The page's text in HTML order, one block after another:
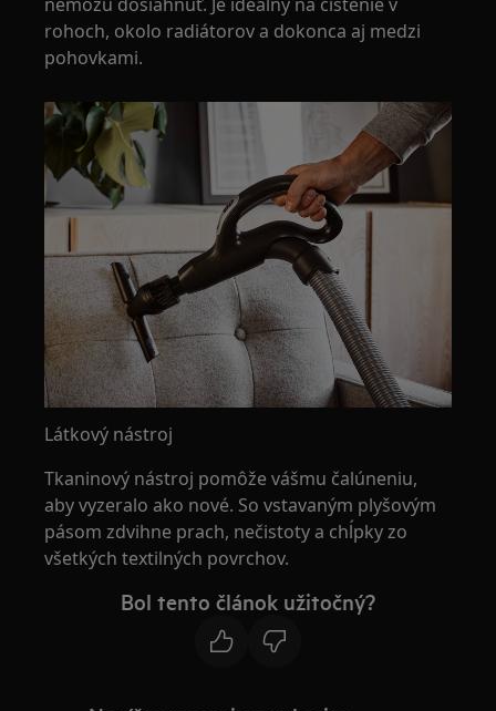
rohoch, okolo radiátorov a dokonca aj medzi
pohovkami.
Látkový nástroj
Tkaninový nástroj pomôže vášmu čalúneniu,
aby vyzeralo ako nové. So vstavaným plyšovým
pásom zdvihne prach, nečistoty a chĺpky zo
všetkých textilných povrchov.
Bol tento článok užitočný?